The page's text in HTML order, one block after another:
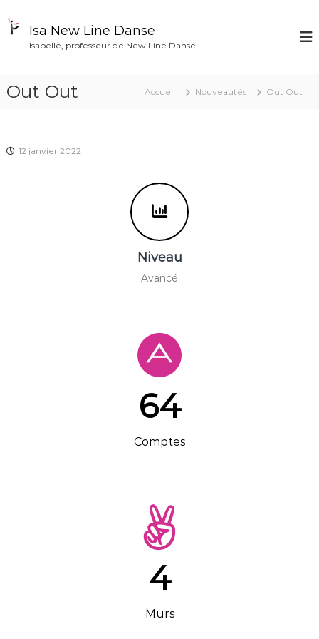
Isa New Line Danse
Isabelle, professeur de New Line Danse
Out Out Accueil Nouveautés Out Out
12 janvier 2022
Niveau
Avancé
64
Comptes
4
Murs